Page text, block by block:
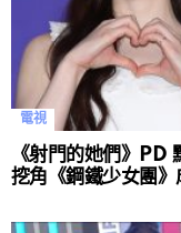
電視
《射門的她們》
挖角《鋼鐵少女團》